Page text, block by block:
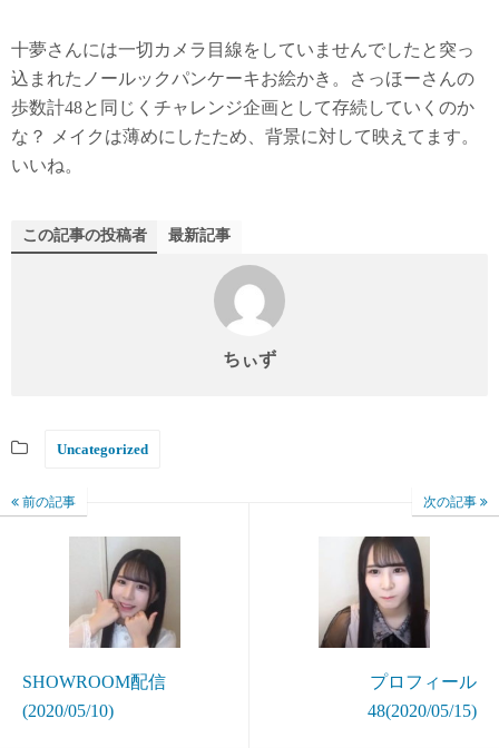
十夢さんには一切カメラ目線をしていませんでしたと突っ
込まれたノールックパンケーキお絵かき。さっほーさんの
歩数計48と同じくチャレンジ企画として存続していくのか
な？ メイクは薄めにしたため、背景に対して映えてます。
いいね。
この記事の投稿者 最新記事
ちぃず
Uncategorized
前の記事
SHOWROOM配信
(2020/05/10)
次の記事
プロフィール
48(2020/05/15)